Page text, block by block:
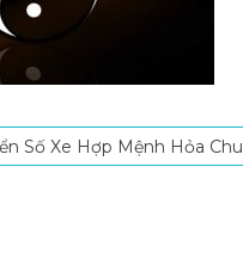
Hợp Mệnh Hỏa Chuẩn Chuyên Gia Phong